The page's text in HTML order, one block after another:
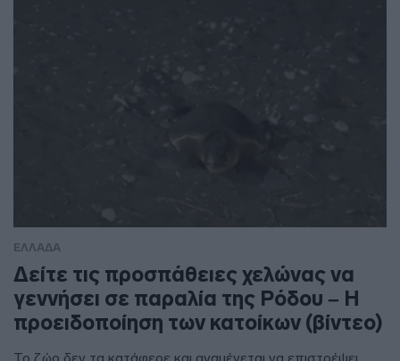
ΕΛΛΑΔΑ
Δείτε τις προσπάθειες χελώνας να
γεννήσει σε παραλία της Ρόδου – Η
προειδοποίηση των κατοίκων (βίντεο)
Το ζώο δεν τα κατάφερε και αναμένεται να επιστρέψει